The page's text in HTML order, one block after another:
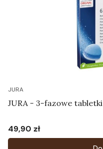
JURA
JURA - 3-fazowe
Cena
49,90 zł